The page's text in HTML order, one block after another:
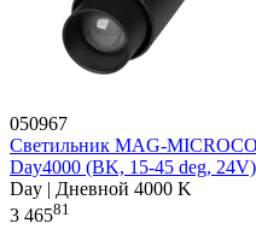
050967
Светильник MAG-
Day4000 (BK, 15-45 deg,
Day | Дневной 4000 K
3 46581